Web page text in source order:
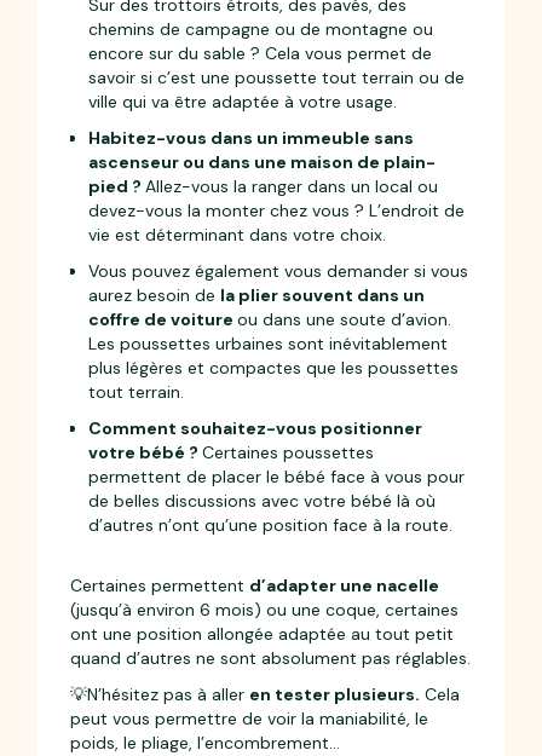
Sur des trottoirs étroits, des pavés, des
chemins de campagne ou de montagne ou
encore sur du sable ? Cela vous permet de
savoir si c’est une poussette tout terrain ou de
ville qui va être adaptée à votre usage.
Habitez-vous dans un immeuble sans
ascenseur ou dans une maison de plain-
pied ?Allez-vous la ranger dans un local ou
devez-vous la monter chez vous ? L’endroit de
vie est déterminant dans votre choix.
Vous pouvez également vous demander si vous
aurez besoin de la plier souvent dans un
coffre de voitureou dans une soute d’avion.
Les poussettes urbaines sont inévitablement
plus légères et compactes que les poussettes
tout terrain.
Comment souhaitez-vous positionner
votre bébé ?Certaines poussettes
permettent de placer le bébé face à vous pour
de belles discussions avec votre bébé là où
d’autres n’ont qu’une position face à la route.
Certaines permettent d’adapter une nacelle
(jusqu’à environ 6 mois) ou une coque, certaines
ont une position allongée adaptée au tout petit
quand d’autres ne sont absolument pas réglables.
💡N’hésitez pas à aller en tester plusieurs. Cela
peut vous permettre de voir la maniabilité, le
poids, le pliage, l’encombrement...